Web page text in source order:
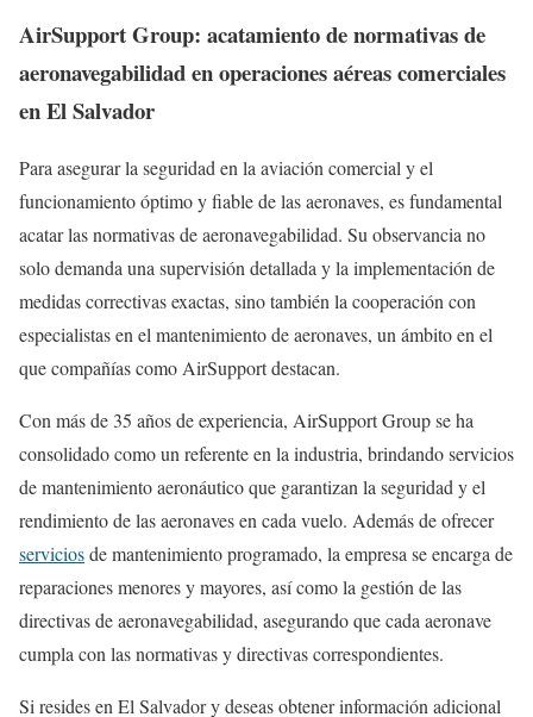
AirSupport Group: acatamiento de normativas de
aeronavegabilidad en operaciones aéreas comerciales
en El Salvador
Para asegurar la seguridad en la aviación comercial y el
funcionamiento óptimo y fiable de las aeronaves, es fundamental
acatar las normativas de aeronavegabilidad. Su observancia no
solo demanda una supervisión detallada y la implementación de
medidas correctivas exactas, sino también la cooperación con
especialistas en el mantenimiento de aeronaves, un ámbito en el
que compañías como AirSupport destacan.
Con más de 35 años de experiencia, AirSupport Group se ha
consolidado como un referente en la industria, brindando servicios
de mantenimiento aeronáutico que garantizan la seguridad y el
rendimiento de las aeronaves en cada vuelo. Además de ofrecer
serviciosde mantenimiento programado, la empresa se encarga de
reparaciones menores y mayores, así como la gestión de las
directivas de aeronavegabilidad, asegurando que cada aeronave
cumpla con las normativas y directivas correspondientes.
Si resides en El Salvador y deseas obtener información adicional